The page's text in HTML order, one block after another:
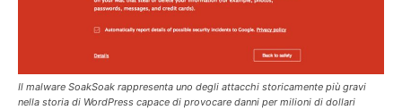
Il malware SoakSoak rappresenta uno degli attacchi storicamente più gravi
nella storia di WordPress capace di provocare danni per milioni di dollari